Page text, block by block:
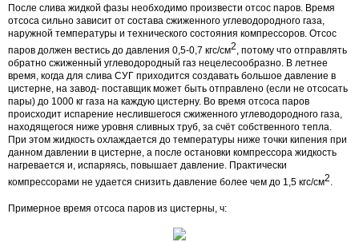
После слива жидкой фазы необходимо произвести отсос паров. Время
отсоса сильно зависит от состава сжиженного углеводородного газа,
наружной температуры и технического состояния компрессоров. Отсос
паров должен вестись до давления 0,5-0,7 кгс/см2, потому что отправлять
обратно сжиженный углеводородный газ нецелесообразно. В летнее
время, когда для слива СУГ приходится создавать большое давление в
цистерне, на завод- поставщик может быть отправлено (если не отсосать
пары) до 1000 кг газа на каждую цистерну. Во время отсоса паров
происходит испарение неслившегося сжиженного углеводородного газа,
находящегося ниже уровня сливных труб, за счёт собственного тепла.
При этом жидкость охлаждается до температуры ниже точки кипения при
данном давлении в цистерне, а после остановки компрессора жидкость
нагревается и, испаряясь, повышает давление. Практически
компрессорами не удается снизить давление более чем до 1,5 кгс/см2.
Примерное время отсоса паров из цистерны, ч: